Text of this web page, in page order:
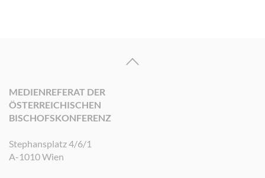
MEDIENREFERAT DER
ÖSTERREICHISCHEN
BISCHOFSKONFERENZ
Stephansplatz 4/6/1
A-1010 Wien